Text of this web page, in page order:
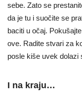
sebe. Zato se
da je tu i suočite se
baciti u očaj.
ove. Radite stvari za
posle kiše uvek dolazi
I na kraju…